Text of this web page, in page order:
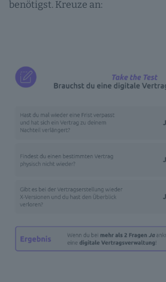
benötigst. Kreuze an: